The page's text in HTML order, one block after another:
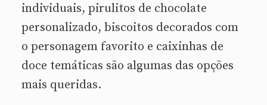
individuais, pirulitos de chocolate
personalizado, biscoitos decorados com
o personagem favorito e caixinhas de
doce temáticas são algumas das opções
mais queridas.